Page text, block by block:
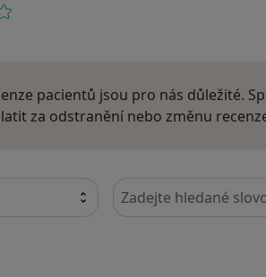
pacientů jsou pro nás důležité.
za odstranění nebo změnu
Hledejte v názorech